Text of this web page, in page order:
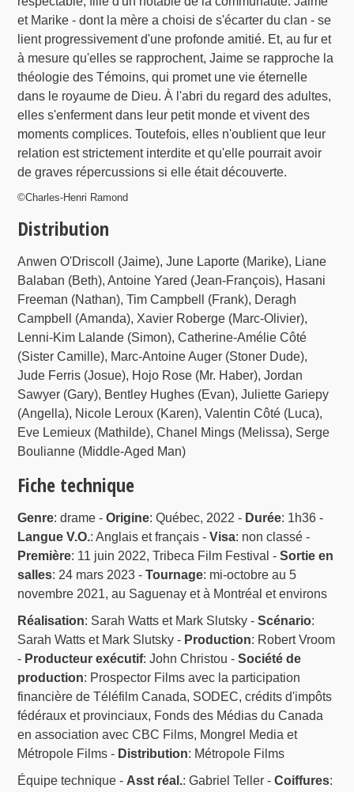
et Marike - dont la mère a choisi de s'écarter du clan - se
lient progressivement d'une profonde amitié. Et, au fur et
à mesure qu'elles se rapprochent, Jaime se rapproche la
théologie des Témoins, qui promet une vie éternelle
dans le royaume de Dieu. À l'abri du regard des adultes,
elles s'enferment dans leur petit monde et vivent des
moments complices. Toutefois, elles n'oublient que leur
relation est strictement interdite et qu'elle pourrait avoir
de graves répercussions si elle était découverte.
©Charles-Henri Ramond
Distribution
Anwen O'Driscoll (Jaime), June Laporte (Marike), Liane
Balaban (Beth), Antoine Yared (Jean-François), Hasani
Freeman (Nathan), Tim Campbell (Frank), Deragh
Campbell (Amanda), Xavier Roberge (Marc-Olivier),
Lenni-Kim Lalande (Simon), Catherine-Amélie Côté
(Sister Camille), Marc-Antoine Auger (Stoner Dude),
Jude Ferris (Josue), Hojo Rose (Mr. Haber), Jordan
Sawyer (Gary), Bentley Hughes (Evan), Juliette Gariepy
(Angella), Nicole Leroux (Karen), Valentin Côté (Luca),
Eve Lemieux (Mathilde), Chanel Mings (Melissa), Serge
Boulianne (Middle-Aged Man)
Fiche technique
Genre: drame -Origine: Québec, 2022 - Durée: 1h36 -
Langue V.O.: Anglais et français -Visa: non classé -
Première: 11 juin 2022, Tribeca Film Festival -Sortie en
salles: 24 mars 2023 -Tournage: mi-octobre au 5
novembre 2021, au Saguenay et à Montréal et environs
Réalisation: Sarah Watts et Mark Slutsky -Scénario:
Sarah Watts et Mark Slutsky - Production: Robert Vroom
- Producteur exécutif: John Christou -Société de
production: Prospector Films avec la participation
financière de Téléfilm Canada, SODEC, crédits d'impôts
fédéraux et provinciaux, Fonds des Médias du Canada
en association avec CBC Films, Mongrel Media et
Métropole Films - Distribution: Métropole Films
Équipe technique - Asst réal.: Gabriel Teller -Coiffures: